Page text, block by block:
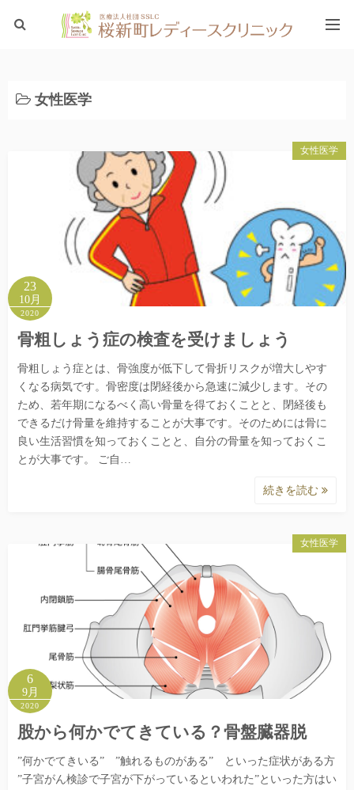
ブログTOP
女性医学
女性医学
23
10月
2020
骨粗しょう症の検査を受けましょう
骨粗しょう症とは、骨強度が低下して骨折リスクが増大しやす
くなる病気です。骨密度は閉経後から急速に減少します。その
ため、若年期になるべく高い骨量を得ておくことと、閉経後も
できるだけ骨量を維持することが大事です。そのためには骨に
良い生活習慣を知っておくことと、自分の骨量を知っておくこ
とが大事です。 ご自…
続きを読む
女性医学
6
9月
2020
股から何かでてきている？骨盤臓器脱
”何かでてきいる” ”触れるものがある” といった症状がある方
”子宮がん検診で子宮が下がっているといわれた”といった方はい